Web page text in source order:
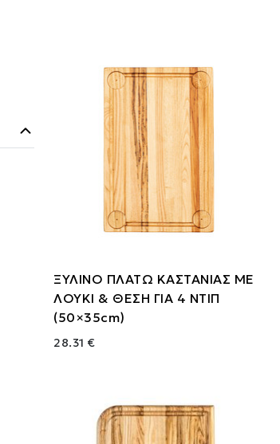
ΞΥΛΙΝΟ ΠΛΑΤΩ ΚΑΣΤΑΝΙΑΣ ΜΕ
ΛΟΥΚΙ & ΘΕΣΗ ΓΙΑ 4 ΝΤΙΠ
(50×35cm)
28.31 €